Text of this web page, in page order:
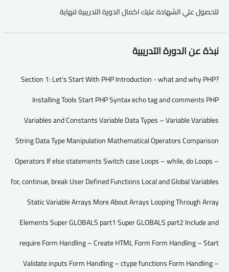
للحصول علي الشهادة عليك اكمال الدورة التدريبية لنهاية
نبذة عن الدورة التدريبية
Section 1: Let’s Start With PHP Introduction - what and why PHP?
Installing Tools Start PHP Syntax echo tag and comments PHP
Variables and Constants Variable Data Types – Variable Variables
String Data Type Manipulation Mathematical Operators Comparison
Operators If else statements Switch case Loops – while, do Loops –
for, continue, break User Defined Functions Local and Global Variables
Static Variable Arrays More About Arrays Looping Through Array
Elements Super GLOBALS part1 Super GLOBALS part2 Include and
require Form Handling – Create HTML Form Form Handling – Start
Validate inputs Form Handling – ctype functions Form Handling –